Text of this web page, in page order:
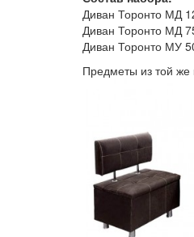
Диван Торонто МД
Диван Торонто МД
Диван Торонто МУ
Предметы из той же